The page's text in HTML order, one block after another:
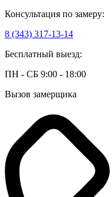
Консультация по замеру:
8 (343) 317-13-14
Бесплатный выезд:
ПН - СБ 9:00 - 18:00
Вызов замерщика